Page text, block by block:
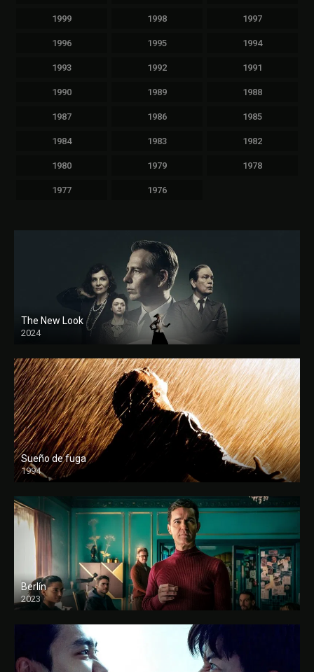
1999 1998 1997
1996 1995 1994
1993 1992 1991
1990 1989 1988
1987 1986 1985
1984 1983 1982
1980 1979 1978
1977 1976
The New Look
2024
Sueño de fuga
1994
FULL HD
Berlín
2023